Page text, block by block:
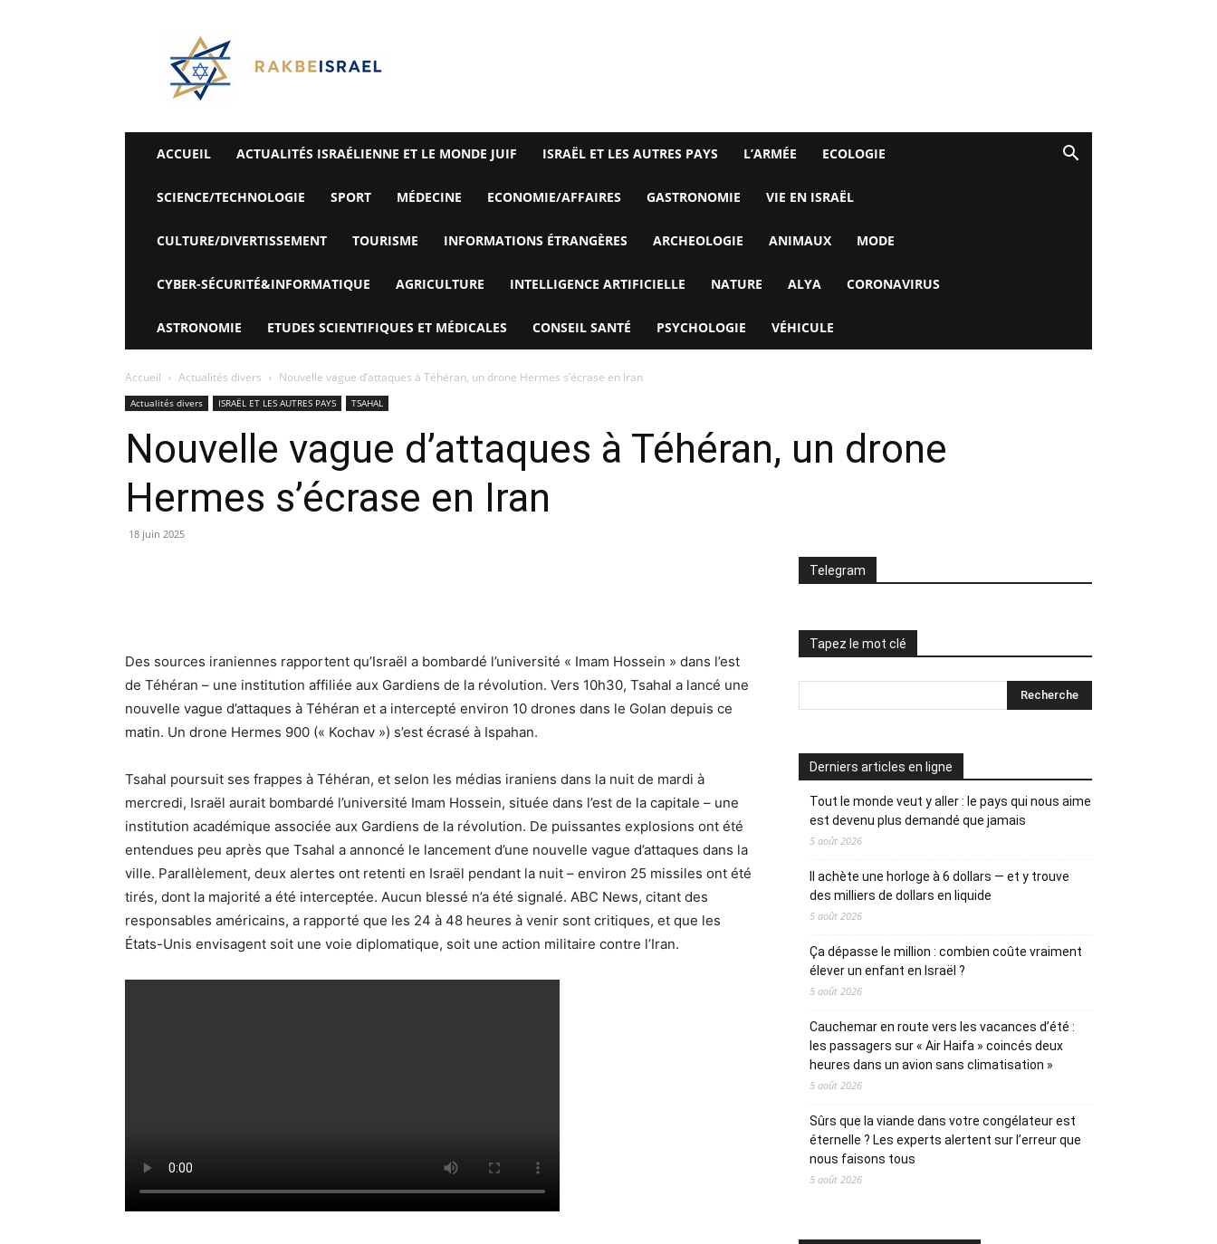
Rak
Be
Israel-
Alyaexpress-
News
ACCUEIL ACTUALITÉS ISRAÉLIENNE ET LE MONDE JUIF ISRAËL ET LES AUTRES PAYS L’ARMÉE ECOLOGIE
SCIENCE/TECHNOLOGIE SPORT MÉDECINE ECONOMIE/AFFAIRES GASTRONOMIE VIE EN ISRAËL
CULTURE/DIVERTISSEMENT TOURISME INFORMATIONS ÉTRANGÈRES ARCHEOLOGIE ANIMAUX MODE
CYBER-SÉCURITÉ&INFORMATIQUE AGRICULTURE INTELLIGENCE ARTIFICIELLE NATURE ALYA CORONAVIRUS
ASTRONOMIE ETUDES SCIENTIFIQUES ET MÉDICALES CONSEIL SANTÉ PSYCHOLOGIE VÉHICULE
Accueil Actualités divers Nouvelle vague d’attaques à Téhéran, un drone Hermes s’écrase en Iran
Actualités divers ISRAËL ET LES AUTRES PAYS TSAHAL
Nouvelle vague d’attaques à Téhéran, un drone
Hermes s’écrase en Iran
18 juin 2025
Des sources iraniennes rapportent qu’Israël a bombardé l’université « Imam Hossein » dans l’est
de Téhéran – une institution affiliée aux Gardiens de la révolution. Vers 10h30, Tsahal a lancé une
nouvelle vague d’attaques à Téhéran et a intercepté environ 10 drones dans le Golan depuis ce
matin. Un drone Hermes 900 (« Kochav ») s’est écrasé à Ispahan.
Tsahal poursuit ses frappes à Téhéran, et selon les médias iraniens dans la nuit de mardi à
mercredi, Israël aurait bombardé l’université Imam Hossein, située dans l’est de la capitale – une
institution académique associée aux Gardiens de la révolution. De puissantes explosions ont été
entendues peu après que Tsahal a annoncé le lancement d’une nouvelle vague d’attaques dans la
ville. Parallèlement, deux alertes ont retenti en Israël pendant la nuit – environ 25 missiles ont été
tirés, dont la majorité a été interceptée. Aucun blessé n’a été signalé. ABC News, citant des
responsables américains, a rapporté que les 24 à 48 heures à venir sont critiques, et que les
États-Unis envisagent soit une voie diplomatique, soit une action militaire contre l’Iran.
Telegram
Tapez le mot clé
Derniers articles en ligne
Tout le monde veut y aller : le pays qui nous aime
est devenu plus demandé que jamais
5 août 2026
Il achète une horloge à 6 dollars — et y trouve
des milliers de dollars en liquide
5 août 2026
Ça dépasse le million : combien coûte vraiment
élever un enfant en Israël ?
5 août 2026
Cauchemar en route vers les vacances d’été :
les passagers sur « Air Haifa » coincés deux
heures dans un avion sans climatisation »
5 août 2026
Sûrs que la viande dans votre congélateur est
éternelle ? Les experts alertent sur l’erreur que
nous faisons tous
5 août 2026